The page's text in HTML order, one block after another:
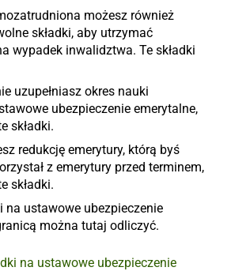
możesz również
składki, aby utrzymać
wypadek inwalidztwa. Te składki
uzupełniasz okres nauki
ubezpieczenie emerytalne,
składki.
redukcję emerytury, którą byś
z emerytury przed terminem,
składki.
na ustawowe ubezpieczenie
można tutaj odliczyć.
na ustawowe ubezpieczenie